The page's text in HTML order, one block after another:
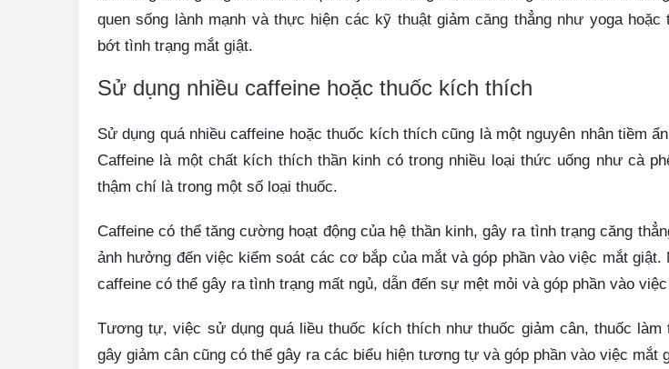
quen sống lành mạnh và thực hiện các kỹ thuật giảm căng thẳng như yoga hoặc
bớt tình trạng mắt giật.
Sử dụng nhiều caffeine hoặc thuốc kích thích
Sử dụng quá nhiều caffeine hoặc thuốc kích thích cũng là một nguyên nhân tiềm
Caffeine là một chất kích thích thần kinh có trong nhiều loại thức uống như cà
thậm chí là trong một số loại thuốc.
Caffeine có thể tăng cường hoạt động của hệ thần kinh, gây ra tình trạng căng
ảnh hưởng đến việc kiểm soát các cơ bắp của mắt và góp phần vào việc mắt giật.
caffeine có thể gây ra tình trạng mất ngủ, dẫn đến sự mệt mỏi và góp phần vào
Tương tự, việc sử dụng quá liều thuốc kích thích như thuốc giảm cân, thuốc làm
gây giảm cân cũng có thể gây ra các biểu hiện tương tự và góp phần vào việc mắt